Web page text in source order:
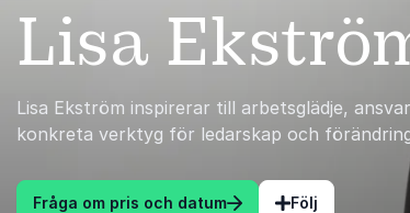
Lisa
Lisa Ekström inspirerar till arbetsglädje,
konkreta verktyg för ledarskap och
Fråga om pris och datum Följ